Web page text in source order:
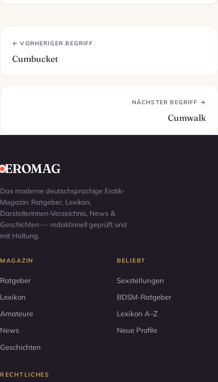
← VORHERIGER BEGRIFF
Cumbucket
NÄCHSTER BEGRIFF →
Cumwalk
EROMAG
Das moderne deutschsprachige Erotik-
Magazin: Ratgeber, Lexikon,
Darstellerinnen-Verzeichnis, News &
Geschichten — redaktionell geprüft und
mit Haltung.
MAGAZIN
Ratgeber
Lexikon
Amateure
News
Geschichten
BELIEBT
Sexstellungen
BDSM-Ratgeber
Lexikon A–Z
Neue Profile
RECHTLICHES